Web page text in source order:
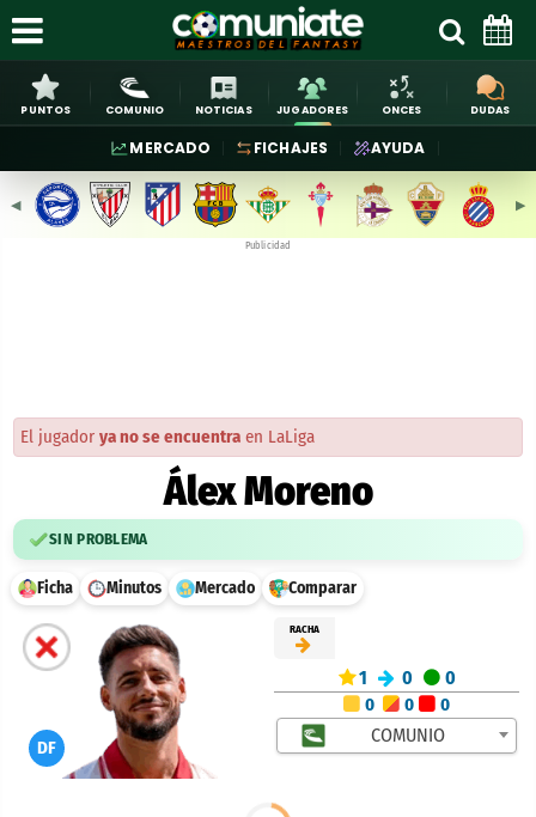
PUNTOS COMUNIO NOTICIAS JUGADORES ONCES DUDAS
MERCADO FICHAJES AYUDA
◀︎ ▶︎
Publicidad
El jugador ya no se encuentra en LaLiga
Álex Moreno
SIN PROBLEMA
Ficha Minutos Mercado Comparar
DF
RACHA
1 0 0
0 0 0
COMUNIO